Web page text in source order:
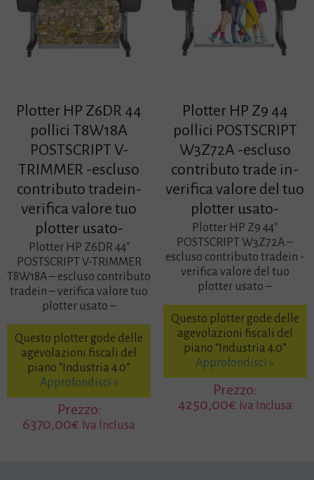
Plotter HP Z6DR 44
pollici T8W18A
POSTSCRIPT V-
TRIMMER -escluso
contributo tradein-
verifica valore tuo
plotter usato-
Plotter HP Z6DR 44″
POSTSCRIPT V-TRIMMER
T8W18A – escluso contributo
tradein – verifica valore tuo
plotter usato –
Questo plotter gode delle
agevolazioni fiscali del
piano “Industria 4.0”
Approfondisci »
Prezzo:
6370,00€ Iva Inclusa
Plotter HP Z9 44
pollici POSTSCRIPT
W3Z72A -escluso
contributo trade in-
verifica valore del tuo
plotter usato-
Plotter HP Z9 44″
POSTSCRIPT W3Z72A –
escluso contributo tradein -
verifica valore del tuo
plotter usato –
Questo plotter gode delle
agevolazioni fiscali del
piano “Industria 4.0”
Approfondisci »
Prezzo:
4250,00€ Iva Inclusa